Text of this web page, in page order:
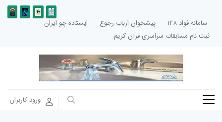
سامانه فواد 128 پیشخوان ارباب رجوع
ایستاده چو ایران
ثبت نام مسابقات سراسری قرآن کریم
ورود کاربران